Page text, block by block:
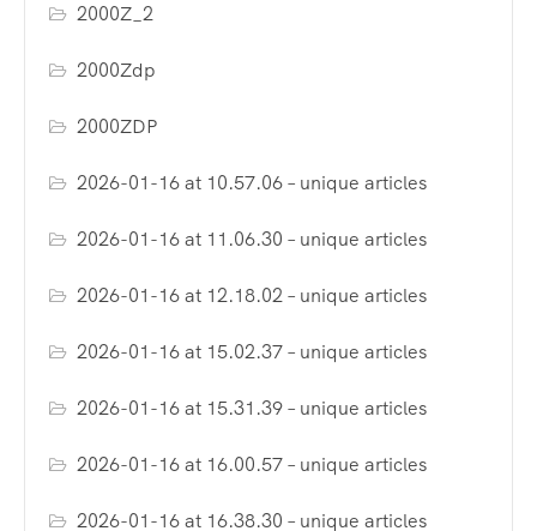
2000Z_2
2000Zdp
2000ZDP
2026-01-16 at 10.57.06 – unique articles
2026-01-16 at 11.06.30 – unique articles
2026-01-16 at 12.18.02 – unique articles
2026-01-16 at 15.02.37 – unique articles
2026-01-16 at 15.31.39 – unique articles
2026-01-16 at 16.00.57 – unique articles
2026-01-16 at 16.38.30 – unique articles